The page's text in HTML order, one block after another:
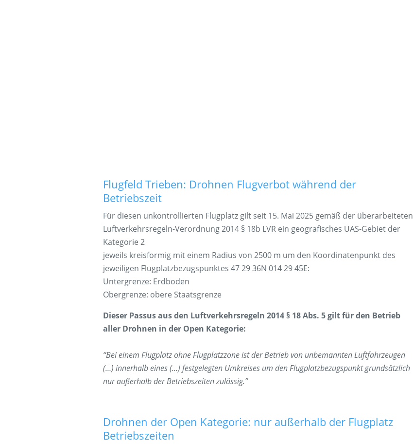
Flugfeld Trieben: Drohnen Flugverbot während der
Betriebszeit
Für diesen unkontrollierten Flugplatz gilt seit 15. Mai 2025 gemäß der überarbeiteten
Luftverkehrsregeln-Verordnung 2014 § 18b LVR ein geografisches UAS-Gebiet der
Kategorie 2
jeweils kreisformig mit einem Radius von 2500 m um den Koordinatenpunkt des
jeweiligen Flugplatzbezugspunktes 47 29 36N 014 29 45E:
Untergrenze: Erdboden
Obergrenze: obere Staatsgrenze
Dieser Passus aus den Luftverkehrsregeln 2014 § 18 Abs. 5 gilt für den Betrieb
aller Drohnen in der Open Kategorie:
“Bei einem Flugplatz ohne Flugplatzzone ist der Betrieb von unbemannten Luftfahrzeugen
(…) innerhalb eines (…) festgelegten Umkreises um den Flugplatzbezugspunkt grundsätzlich
nur außerhalb der Betriebszeiten zulässig.”
Drohnen der Open Kategorie: nur außerhalb der Flugplatz
Betriebszeiten